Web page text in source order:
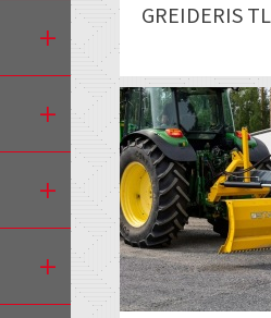
GREIDERIS